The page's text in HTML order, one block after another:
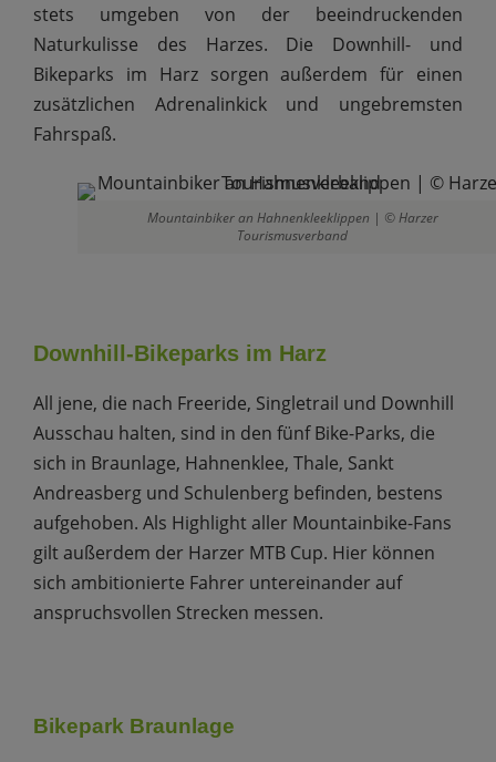
stets umgeben von der beeindruckenden
Naturkulisse des Harzes. Die Downhill- und
Bikeparks im Harz sorgen außerdem für einen
zusätzlichen Adrenalinkick und ungebremsten
Fahrspaß.
Mountainbiker an Hahnenkleeklippen | © Harzer
Tourismusverband
Downhill-Bikeparks im Harz
All jene, die nach Freeride, Singletrail und Downhill
Ausschau halten, sind in den fünf Bike-Parks, die
sich in Braunlage, Hahnenklee, Thale, Sankt
Andreasberg und Schulenberg befinden, bestens
aufgehoben. Als Highlight aller Mountainbike-Fans
gilt außerdem der Harzer MTB Cup. Hier können
sich ambitionierte Fahrer untereinander auf
anspruchsvollen Strecken messen.
Bikepark Braunlage